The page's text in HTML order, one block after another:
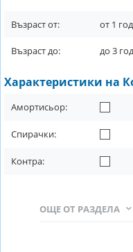
Възраст от: от 1
Възраст до: до 3
Характеристики на
Амортисьор:
Спирачки:
Контра:
ОЩЕ ОТ РАЗДЕЛА